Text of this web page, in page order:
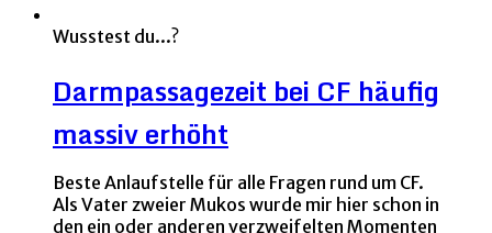
Wusstest du...?
Darmpassagezeit bei CF häufig
massiv erhöht
Beste Anlaufstelle für alle Fragen rund um CF.
Als Vater zweier Mukos wurde mir hier schon in
den ein oder anderen verzweifelten Momenten